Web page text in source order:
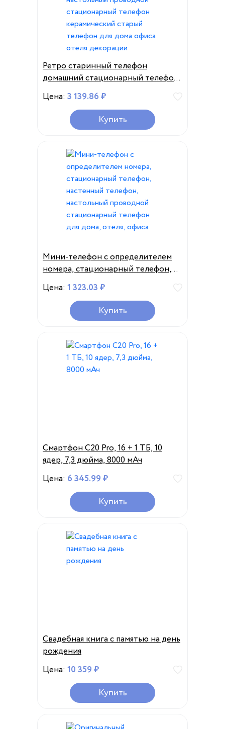
Ретро старинный телефон
домашний стационарный телефон
настольный проводной
стационарный телефон
керамический старый телефон для
дома офиса отеля декорации
Цена: 3 139.86 ₽
Купить
Мини-телефон с определителем
номера, стационарный телефон,
настенный телефон, настольный
проводной стационарный
телефон для дома, отеля, офиса
Цена: 1 323.03 ₽
Купить
Смартфон C20 Pro, 16 + 1 ТБ, 10
ядер, 7,3 дюйма, 8000 мАч
Цена: 6 345.99 ₽
Купить
Свадебная книга с памятью на день
рождения
Цена: 10 359 ₽
Купить